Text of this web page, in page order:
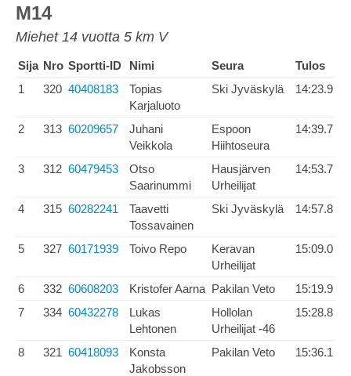
M14
Miehet 14 vuotta 5 km V
Sija Nro Sportti-ID Nimi Seura
Tulos
1
320 40408183
Topias
Karjaluoto
Ski Jyväskylä 14:23.9
2 313 60209657
Juhani
Veikkola
Espoon
Hiihtoseura
14:39.7
3 312 60479453
Otso
Saarinummi
Hausjärven
Urheilijat
14:53.7
4 315 60282241
Taavetti
Tossavainen
Ski Jyväskylä 14:57.8
5 327 60171939 Toivo Repo
Keravan
Urheilijat
15:09.0
6 332 60608203 Kristofer Aarna Pakilan Veto
15:19.9
7
334 60432278
Lukas
Lehtonen
Hollolan
Urheilijat -46
15:28.8
8 321 60418093
Konsta
Jakobsson
Pakilan Veto 15:36.1